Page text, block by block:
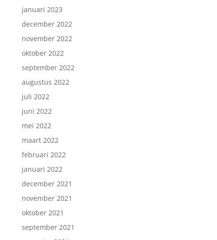
januari 2023
december 2022
november 2022
oktober 2022
september 2022
augustus 2022
juli 2022
juni 2022
mei 2022
maart 2022
februari 2022
januari 2022
december 2021
november 2021
oktober 2021
september 2021